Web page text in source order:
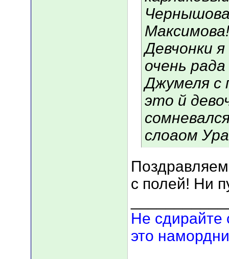
Девчонки
очень
Джумеля с
это й
слоаом
с полей! Ни
Не сдирайте
это